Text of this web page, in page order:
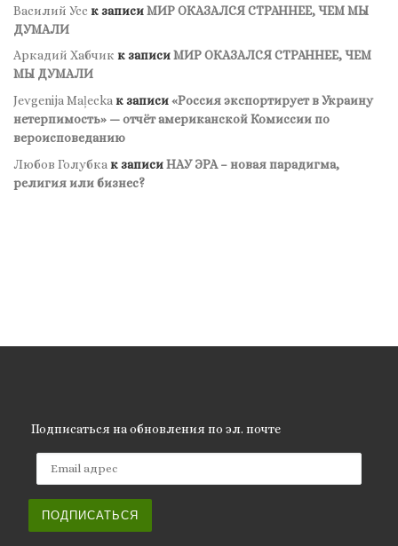
Василий Усс к записиМИР ОКАЗАЛСЯ СТРАННЕЕ, ЧЕМ МЫ
ДУМАЛИ
Аркадий Хабчик к записиМИР ОКАЗАЛСЯ СТРАННЕЕ, ЧЕМ
МЫ ДУМАЛИ
Jevgenija Maļecka к записи«Россия экспортирует в Украину
нетерпимость» — отчёт американской Комиссии по
вероисповеданию
Любов Голубка к записиНАУ ЭРА – новая парадигма,
религия или бизнес?
Подписаться на обновления по эл. почте
ПОДПИСАТЬСЯ